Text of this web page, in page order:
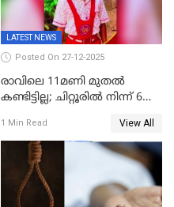
LATEST NEWS
Posted On 27-12-2025
രാവിലെ 11മണി മുതൽ
കണ്ടിട്ടില്ല; ചിറ്റൂരിൽ നിന്ന് 6
1 Min Read View All